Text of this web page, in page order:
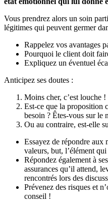
Vous prendrez alors un soin
légitimes qui peuvent germer
Rappelez vos avantages
Pourquoi le client doit
Expliquez un éventuel
Anticipez ses doutes :
Moins cher, c’est louche !
Est-ce que la proposition
besoin ? Êtes-vous sur le
Ou au contraire, est-elle
Essayez de répondre aux
valeurs, but, l’élément
Répondez également à
assurances qu’il attend,
rencontrés lors des
Prévenez des risques et
conseil !